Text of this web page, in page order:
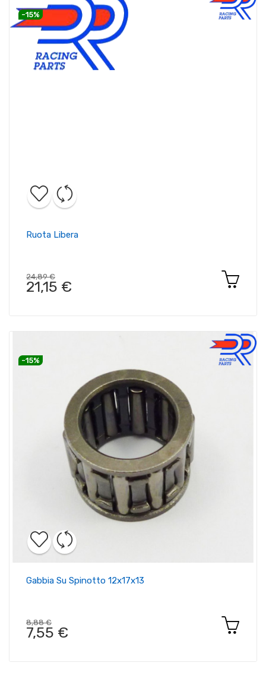
-15%
Ruota Libera
24,89 €
21,15 €
-15%
Gabbia Su Spinotto 12x17x13
8,88 €
7,55 €